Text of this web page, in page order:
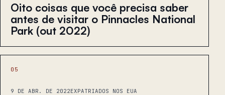
Oito coisas que você precisa saber
antes de visitar o Pinnacles National
Park (out 2022)
05
9 DE ABR. DE 2022EXPATRIADOS NOS EUA